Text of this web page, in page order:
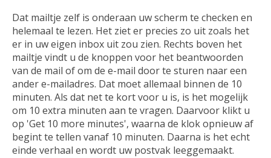
Dat mailtje zelf is onderaan uw scherm te checken en
helemaal te lezen. Het ziet er precies zo uit zoals het
er in uw eigen inbox uit zou zien. Rechts boven het
mailtje vindt u de knoppen voor het beantwoorden
van de mail of om de e-mail door te sturen naar een
ander e-mailadres. Dat moet allemaal binnen de 10
minuten. Als dat net te kort voor u is, is het mogelijk
om 10 extra minuten aan te vragen. Daarvoor klikt u
op 'Get 10 more minutes', waarna de klok opnieuw af
begint te tellen vanaf 10 minuten. Daarna is het echt
einde verhaal en wordt uw postvak leeggemaakt.